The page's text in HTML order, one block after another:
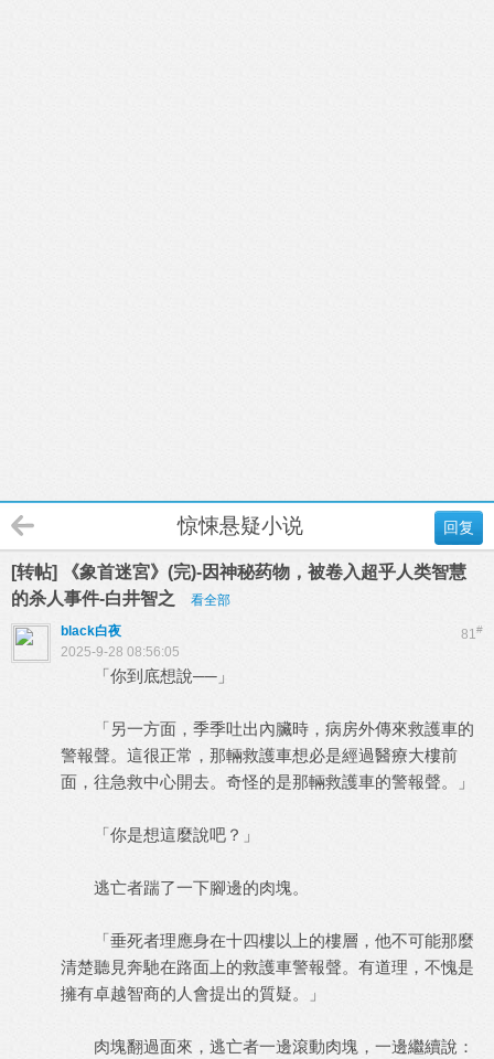
回复
惊悚悬疑小说
[转帖] 《象首迷宮》(完)-因神秘药物，被卷入超乎人类智慧
的杀人事件-白井智之
看全部
81#
black白夜
2025-9-28 08:56:05
「你到底想說──」
「另一方面，季季吐出內臟時，病房外傳來救護車的
警報聲。這很正常，那輛救護車想必是經過醫療大樓前
面，往急救中心開去。奇怪的是那輛救護車的警報聲。」
「你是想這麼說吧？」
逃亡者踹了一下腳邊的肉塊。
「垂死者理應身在十四樓以上的樓層，他不可能那麼
清楚聽見奔馳在路面上的救護車警報聲。有道理，不愧是
擁有卓越智商的人會提出的質疑。」
肉塊翻過面來，逃亡者一邊滾動肉塊，一邊繼續說：